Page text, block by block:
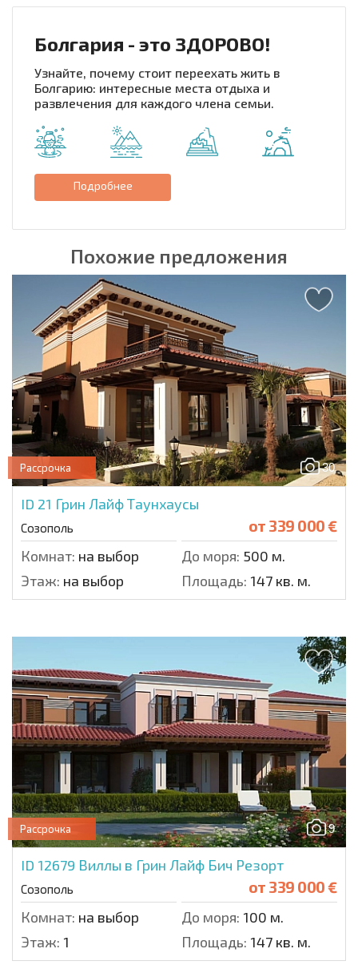
Болгария - это ЗДОРОВО!
Узнайте, почему стоит переехать жить в
Болгарию: интересные места отдыха и
развлечения для каждого члена семьи.
Подробнее
Похожие предложения
30
Рассрочка
ID 21 Грин Лайф Таунхаусы
Созополь от 339 000 €
Комнат: на выбор До моря: 500 м.
Этаж: на выбор Площадь: 147 кв. м.
9
Рассрочка
ID 12679 Виллы в Грин Лайф Бич Резорт
Созополь от 339 000 €
Комнат: на выбор До моря: 100 м.
Этаж: 1 Площадь: 147 кв. м.